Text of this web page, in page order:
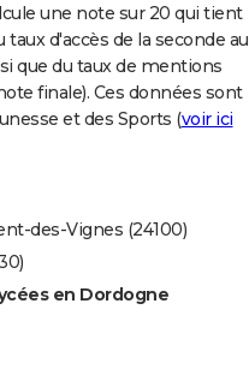
une note sur 20 qui tient
d'accès de la seconde au
que du taux de mentions
finale). Ces données sont
et des Sports (voir ici
des-Vignes (24100)
en Dordogne